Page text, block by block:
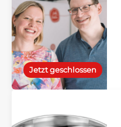
Jetzt geschlossen